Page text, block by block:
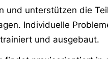
und unterstützen die
Individuelle
und ausgebaut.
findet praxisorientiert in